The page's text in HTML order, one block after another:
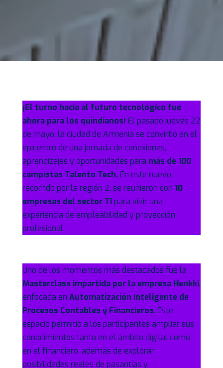
¡El turno hacia al futuro tecnológico fue
ahora para los quindianos! El pasado jueves 22
de mayo, la ciudad de Armenia se convirtió en el
epicentro de una jornada de conexiones,
aprendizajes y oportunidades para más de 100
campistas Talento Tech.En este nuevo
recorrido por la región 2, se reunieron con 10
empresas del sector TIpara vivir una
experiencia de empleabilidad y proyección
profesional.
Uno de los momentos más destacados fue la
Masterclass impartida por la empresa Henkki,
enfocada en Automatización Inteligente de
Procesos Contables y Financieros. Este
espacio permitió a los participantes ampliar sus
conocimientos tanto en el ámbito digital como
en el financiero, además de explorar
posibilidades reales de pasantías y